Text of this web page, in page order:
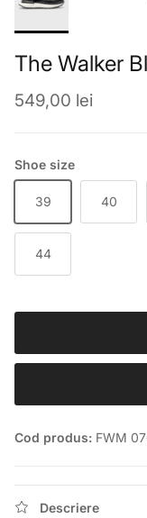
The Walker
Preț obișnuit
549,00 lei
Shoe size
39 40
44
Cod produs: FWM
Descriere